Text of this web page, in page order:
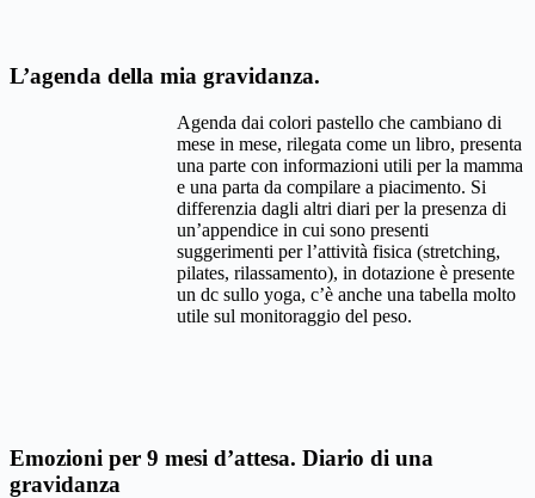
L’agenda della mia gravidanza.
Agenda dai colori pastello che cambiano di
mese in mese, rilegata come un libro, presenta
una parte con informazioni utili per la mamma
e una parta da compilare a piacimento. Si
differenzia dagli altri diari per la presenza di
un’appendice in cui sono presenti
suggerimenti per l’attività fisica (stretching,
pilates, rilassamento), in dotazione è presente
un dc sullo yoga, c’è anche una tabella molto
utile sul monitoraggio del peso.
Emozioni per 9 mesi d’attesa. Diario di una
gravidanza